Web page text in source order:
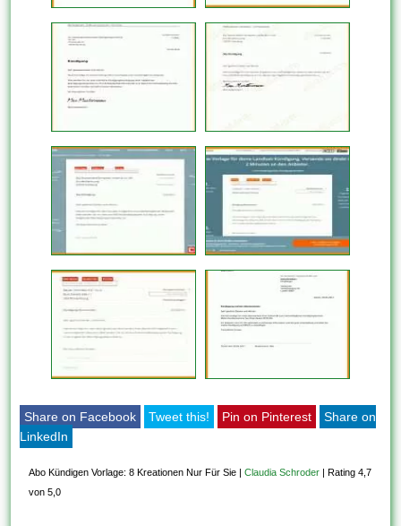
Share on Facebook Tweet this! Pin on Pinterest
Share on
LinkedIn
Abo Kündigen Vorlage: 8 Kreationen Nur Für Sie |Claudia Schroder |Rating 4,7
von 5,0